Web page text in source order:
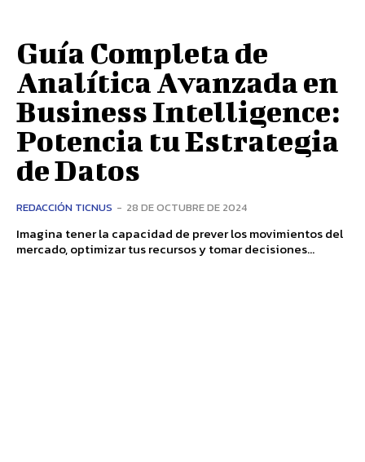
Guía Completa de
Analítica Avanzada en
Business Intelligence:
Potencia tu Estrategia
de Datos
REDACCIÓN TICNUS - 28 DE OCTUBRE DE 2024
Imagina tener la capacidad de prever los movimientos del
mercado, optimizar tus recursos y tomar decisiones...